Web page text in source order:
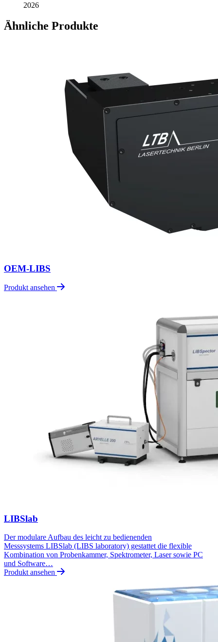
2026
Ähnliche Produkte
OEM-LIBS
Produkt ansehen
LIBSlab
Der modulare Aufbau des leicht zu bedienenden
Messsystems LIBSlab (LIBS laboratory) gestattet die flexible
Kombination von Probenkammer, Spektrometer, Laser sowie PC
und Software…
Produkt ansehen